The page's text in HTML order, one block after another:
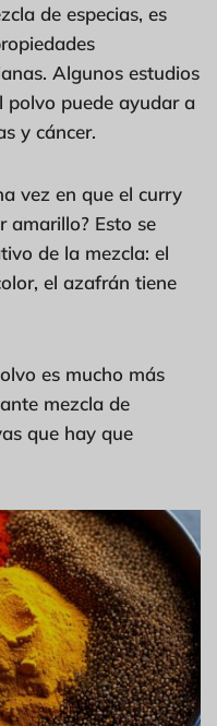
de especias, es
Algunos estudios
polvo puede ayudar a
y cáncer.
vez en que el curry
amarillo? Esto se
de la mezcla: el
el azafrán tiene
es mucho más
mezcla de
que hay que